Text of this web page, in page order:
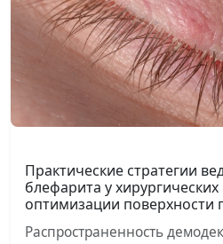
Практические стратегии
блефарита у
оптимизации поверхности
Распространенность